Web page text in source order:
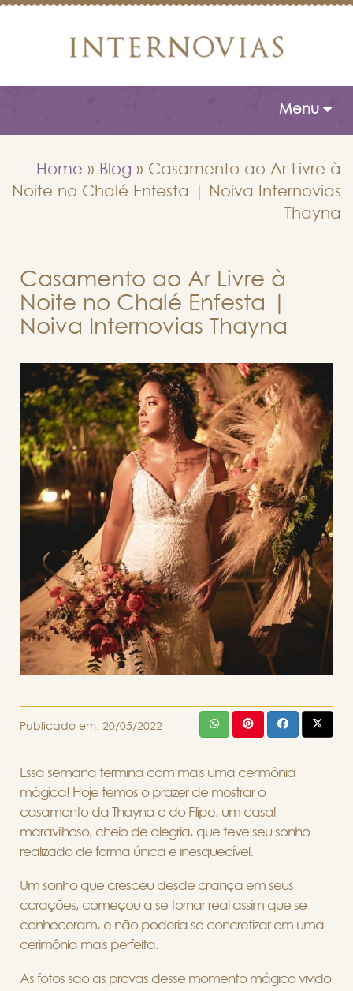
Toggle
Menu
Home » Blog » Casamento ao Ar Livre à
Noite no Chalé Enfesta | Noiva Internovias
Thayna
Casamento ao Ar Livre à
Noite no Chalé Enfesta |
Noiva Internovias Thayna
Publicado em: 20/05/2022
Essa semana termina com mais uma cerimônia
mágica! Hoje temos o prazer de mostrar o
casamento da Thayna e do Filipe, um casal
maravilhoso, cheio de alegria, que teve seu sonho
realizado de forma única e inesquecível.
Um sonho que cresceu desde criança em seus
corações, começou a se tornar real assim que se
conheceram, e não poderia se concretizar em uma
cerimônia mais perfeita.
As fotos são as provas desse momento mágico vivido